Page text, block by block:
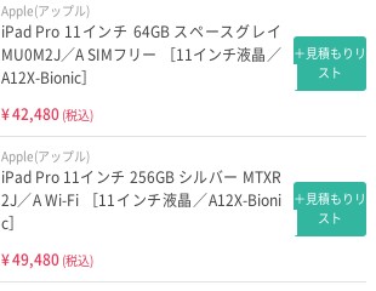
Apple(アップル)
iPad Pro 11インチ 64GB スペースグレイ
MU0M2J／A SIMフリー ［11インチ液晶／
A12X-Bionic］
¥42,480 (税込)
＋見積もりリ
スト
Apple(アップル)
iPad Pro 11インチ 256GB シルバー MTXR
2J／A Wi-Fi ［11インチ液晶／A12X-Bioni
c］
¥49,480 (税込)
＋見積もりリ
スト